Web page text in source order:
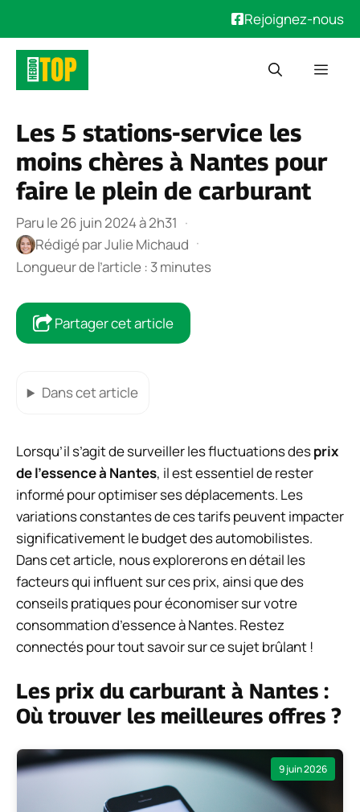
Rejoignez-nous
Aller
contenu
Les 5 stations-service les
moins chères à Nantes pour
faire le plein de carburant
Paru le 26 juin 2024 à 2h31 ·
Rédigé parJulie Michaud ·
Longueur de l’article : 3 minutes
Partager cet article
Dans cet article
Lorsqu’il s’agit de surveiller les fluctuations desprix
de l’essence à Nantes, il est essentiel de rester
informé pour optimiser ses déplacements. Les
variations constantes de ces tarifs peuvent impacter
significativement le budget des automobilistes.
Dans cet article, nous explorerons en détail les
facteurs qui influent sur ces prix, ainsi que des
conseils pratiques pour économiser sur votre
consommation d’essence à Nantes. Restez
connectés pour tout savoir sur ce sujet brûlant !
Les prix du carburant à Nantes :
Où trouver les meilleures offres ?
9 juin 2026